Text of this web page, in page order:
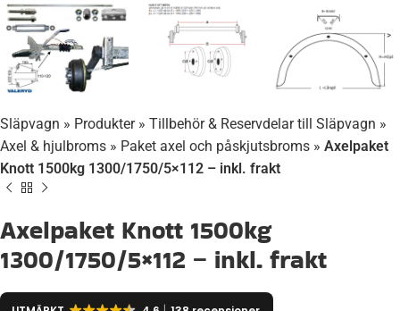
Släpvagn » Produkter» Tillbehör & Reservdelar till Släpvagn »
Axel & hjulbroms » Paket axel och påskjutsbroms » Axelpaket
Knott 1500kg 1300/1750/5×112 – inkl. frakt
Axelpaket Knott 1500kg
1300/1750/5×112 – inkl. frakt